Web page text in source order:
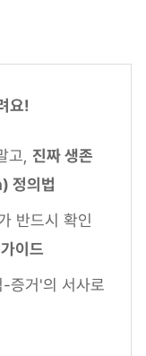
요!
고, 진짜 생존
정의법
반드시 확인
이드
증거'의 서사로